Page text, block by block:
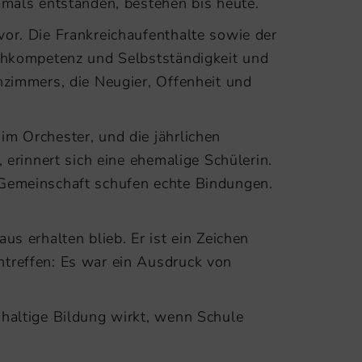
Die Frankreichaufenthalte sowie der
und Selbstständigkeit und
die Neugier, Offenheit und
Orchester, und die jährlichen
sich eine ehemalige Schülerin.
schufen echte Bindungen.
erhalten blieb. Er ist ein Zeichen
Es war ein Ausdruck von
Bildung wirkt, wenn Schule